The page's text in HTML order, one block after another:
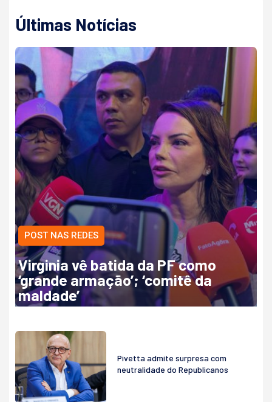
Últimas Notícias
POST NAS REDES
Virginia vê batida da PF como
‘grande armação’; ‘comitê da
maldade’
Pivetta admite surpresa com
neutralidade do Republicanos